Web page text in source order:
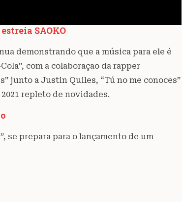
SAOKO
demonstrando que a música para ele é
com a colaboração da rapper
junto a Justin Quiles, “Tú no me conoces”
repleto de novidades.
”, se prepara para o lançamento de um